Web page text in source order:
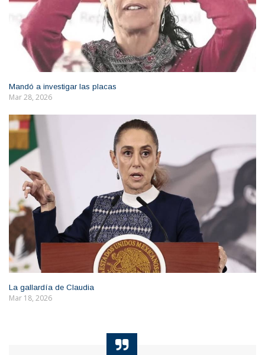
Mandó a investigar las placas
Mar 28, 2026
La gallardía de Claudia
Mar 18, 2026